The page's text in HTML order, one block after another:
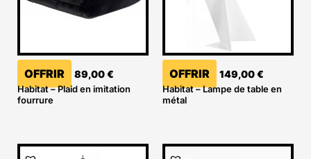
OFFRIR 89,00€
Habitat – Plaid en imitation
fourrure
OFFRIR 149,00€
Habitat – Lampe de table en
métal